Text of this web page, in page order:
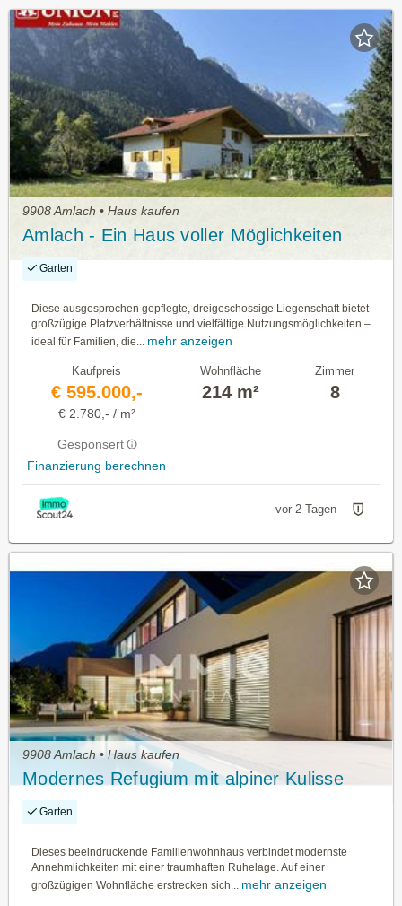
9908 Amlach • Haus kaufen
Amlach - Ein Haus voller Möglichkeiten
Garten
Diese ausgesprochen gepflegte, dreigeschossige Liegenschaft bietet
großzügige Platzverhältnisse und vielfältige Nutzungsmöglichkeiten –
ideal für Familien, die... mehr anzeigen
Kaufpreis
€ 595.000,-
€ 2.780,- / m²
Gesponsert
Finanzierung berechnen
Wohnfläche
214 m²
Zimmer
8
vor 2 Tagen
9908 Amlach • Haus kaufen
Modernes Refugium mit alpiner Kulisse
Garten
Dieses beeindruckende Familienwohnhaus verbindet modernste
Annehmlichkeiten mit einer traumhaften Ruhelage. Auf einer
großzügigen Wohnfläche erstrecken sich...
mehr anzeigen